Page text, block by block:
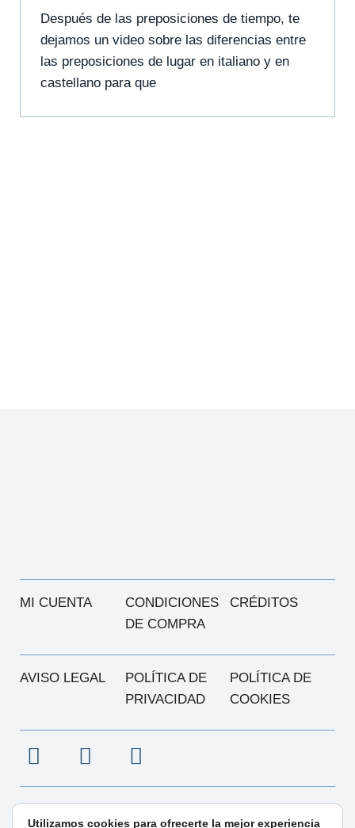
Después de las preposiciones de tiempo, te
dejamos un video sobre las diferencias entre
las preposiciones de lugar en italiano y en
castellano para que
MI CUENTA
CONDICIONES
DE COMPRA
CRÉDITOS
AVISO LEGAL
POLÍTICA DE
PRIVACIDAD
POLÍTICA DE
COOKIES
Utilizamos cookies para ofrecerte la mejor experiencia